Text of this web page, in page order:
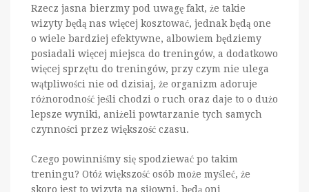
Rzecz jasna bierzmy pod uwagę fakt, że takie
wizyty będą nas więcej kosztować, jednak będą one
o wiele bardziej efektywne, albowiem będziemy
posiadali więcej miejsca do treningów, a dodatkowo
więcej sprzętu do treningów, przy czym nie ulega
wątpliwości nie od dzisiaj, że organizm adoruje
różnorodność jeśli chodzi o ruch oraz daje to o dużo
lepsze wyniki, aniżeli powtarzanie tych samych
czynności przez większość czasu.
Czego powinniśmy się spodziewać po takim
treningu? Otóż większość osób może myśleć, że
skoro jest to wizyta na siłowni, będą oni